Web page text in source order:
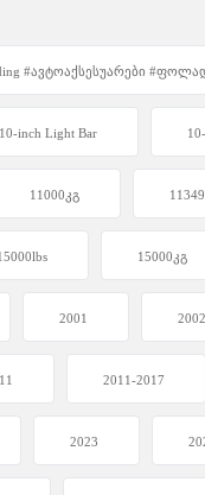
#ავტოაქსესუარები
10-inch Light Bar
11000კგ
15000კგ
2001 2002
2011-2017
2023